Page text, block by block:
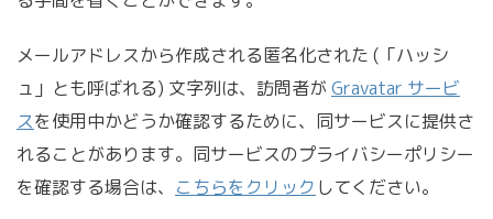
メールアドレスから作成される匿名化された (「ハッシ
ュ」とも呼ばれる) 文字列は、訪問者が Gravatar サービ
スを使用中かどうか確認するために、同サービスに提供さ
れることがあります。同サービスのプライバシーポリシー
を確認する場合は、 こちらをクリック してください。